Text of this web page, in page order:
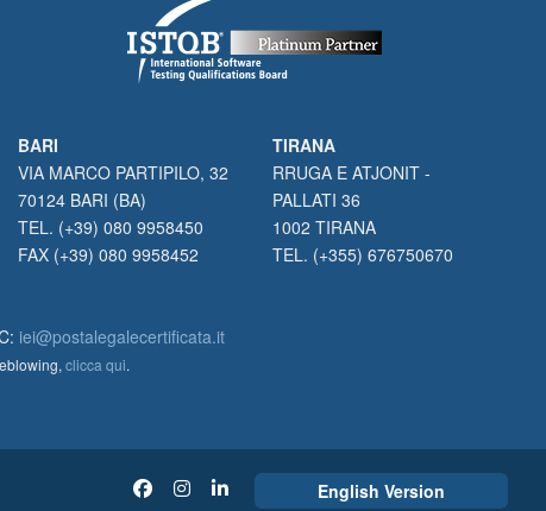
BARI
VIA MARCO PARTIPILO, 32
70124 BARI (BA)
TEL. (+39) 080 9958450
FAX (+39) 080 9958452
TIRANA
RRUGA E ATJONIT -
PALLATI 36
1002 TIRANA
TEL. (+355) 676750670
iei@postalegalecertificata.it
clicca qui.
English Version